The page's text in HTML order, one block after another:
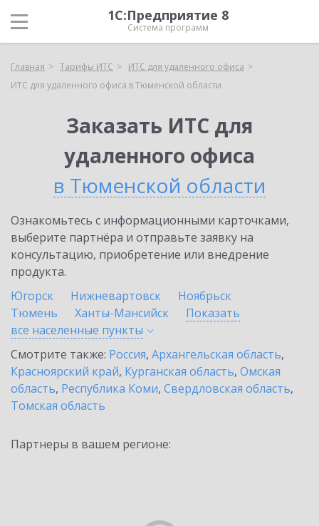
1С:Предприятие 8
Система программ
Главная Тарифы ИТС
ИТС для удаленного офиса
ИТС для удаленного офиса в Тюменской области
Заказать ИТС для
удаленного офиса
в Тюменской области
Ознакомьтесь с информационными карточками,
выберите партнёра и отправьте заявку на
консультацию, приобретение или внедрение
продукта.
Югорск
Нижневартовск
Ноябрьск
Тюмень
Ханты-Мансийск
Показать
все населенные пункты
Смотрите также: Россия, Архангельская область,
Красноярский край, Курганская область, Омская
область, Республика Коми, Свердловская область,
Томская область
Партнеры в вашем регионе: